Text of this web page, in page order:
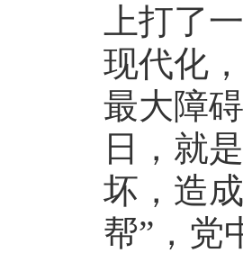
上打了
现代化
最大障
日，就
坏，造
帮”，党